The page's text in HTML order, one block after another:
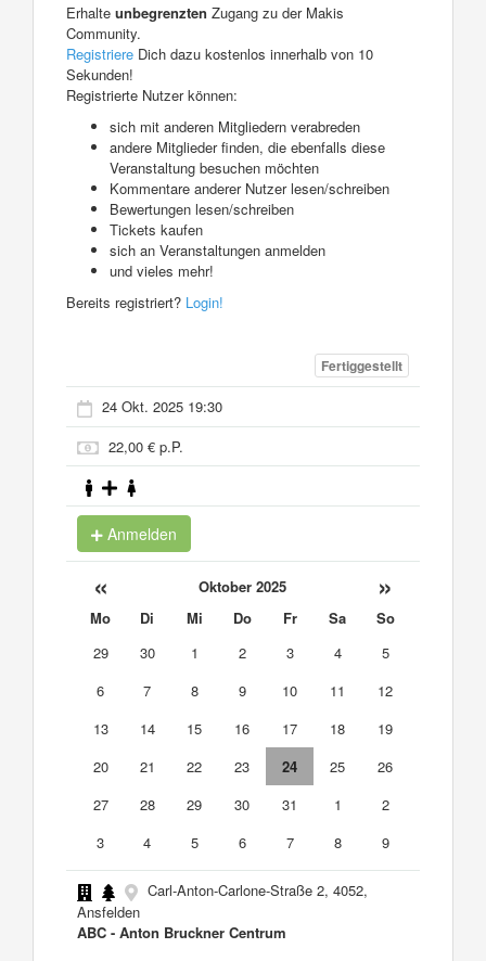
Erhalte unbegrenzten Zugang zu der Makis
Community.
Registriere Dich dazu kostenlos innerhalb von 10
Sekunden!
Registrierte Nutzer können:
sich mit anderen Mitgliedern verabreden
andere Mitglieder finden, die ebenfalls diese
Veranstaltung besuchen möchten
Kommentare anderer Nutzer lesen/schreiben
Bewertungen lesen/schreiben
Tickets kaufen
sich an Veranstaltungen anmelden
und vieles mehr!
Bereits registriert? Login!
Fertiggestellt
24 Okt. 2025 19:30
22,00 € p.P.
Anmelden
« Oktober 2025 »
Mo Di Mi Do Fr Sa
So
29
30 1 2 3 4
5
6
7 8 9 10 11
12
13
14 15 16 17 18
19
20
21 22 23 24 25
26
27
28 29 30 31 1
2
3
4 5 6 7 8 9
Carl-Anton-Carlone-Straße 2, 4052,
Ansfelden
ABC - Anton Bruckner Centrum